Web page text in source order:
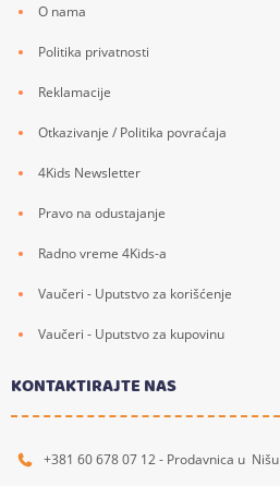
O nama
Politika privatnosti
Reklamacije
Otkazivanje / Politika povraćaja
4Kids Newsletter
Pravo na odustajanje
Radno vreme 4Kids-a
Vaučeri - Uputstvo za korišćenje
Vaučeri - Uputstvo za kupovinu
KONTAKTIRAJTE NAS
+381 60 678 07 12 - Prodavnica u Nišu